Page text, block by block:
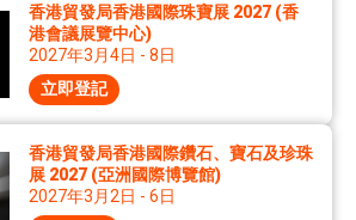
香港貿發局香港國際珠寶展 2027 (香
港會議展覽中心)
2027年3月4日 - 8日
立即登記
香港貿發局香港國際鑽石、寶石及珍珠
展 2027 (亞洲國際博覽館)
2027年3月2日 - 6日